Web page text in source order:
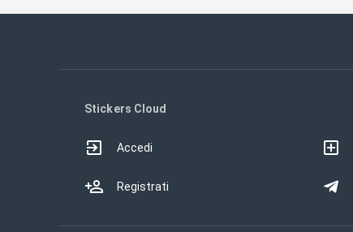
Stickers Cloud
Accedi
Registrati